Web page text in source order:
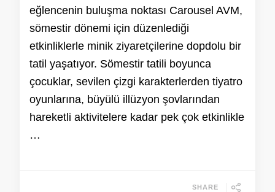
eğlencenin buluşma noktası Carousel AVM,
sömestir dönemi için düzenlediği
etkinliklerle minik ziyaretçilerine dopdolu bir
tatil yaşatıyor. Sömestir tatili boyunca
çocuklar, sevilen çizgi karakterlerden tiyatro
oyunlarına, büyülü illüzyon şovlarından
hareketli aktivitelere kadar pek çok etkinlikle
…
SHARE